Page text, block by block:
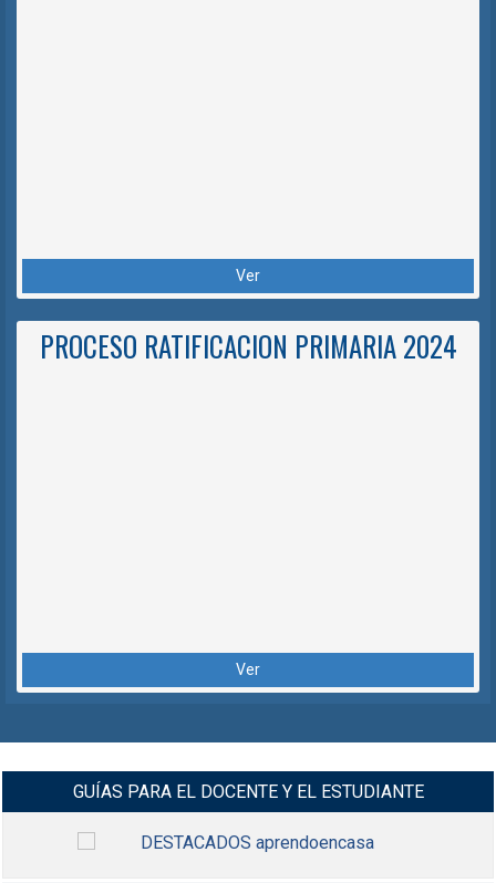
Ver
PROCESO RATIFICACION PRIMARIA 2024
Ver
GUÍAS PARA EL DOCENTE Y EL ESTUDIANTE